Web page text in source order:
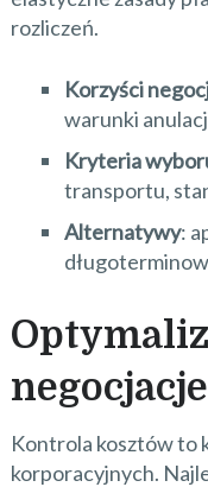
rozliczeń.
Korzyści
warunki
Kryteria
transportu,
Alternatywy:
Kontrola kosztów to
korporacyjnych.